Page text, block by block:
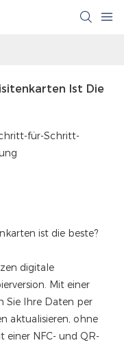
Ist Die
für-Schritt-
digitale
Mit einer
Sie Ihre Daten per
aktualisieren, ohne
einer NFC- und QR-